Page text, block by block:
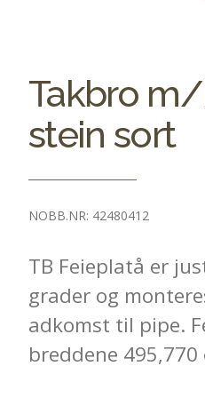
Takbro
stein sort
NOBB.NR: 42480412
TB Feieplatå er
grader og
adkomst til pipe.
breddene 495,770